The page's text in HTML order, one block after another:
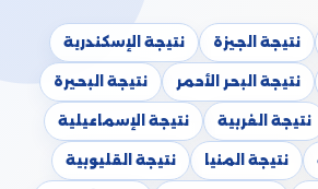
نتيجة الجيزة نتيجة الإسكندرية
نتيجة البحر الأحمر نتيجة البحيرة
نتيجة الغربية نتيجة الإسماعيلية
نتيجة المنيا نتيجة القليوبية